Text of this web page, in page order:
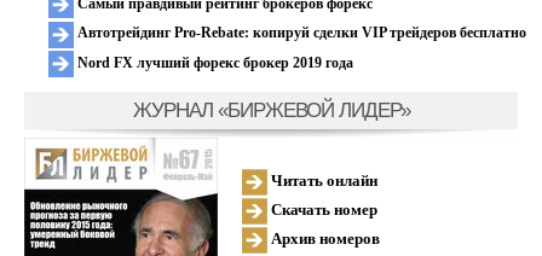
Самый правдивый рейтинг брокеров форекс
Автотрейдинг Pro-Rebate: копируй сделки VIP трейдеров бесплатно
Nord FX лучший форекс брокер 2019 года
ЖУРНАЛ «БИРЖЕВОЙ ЛИДЕР»
Читать онлайн
Скачать номер
Архив номеров